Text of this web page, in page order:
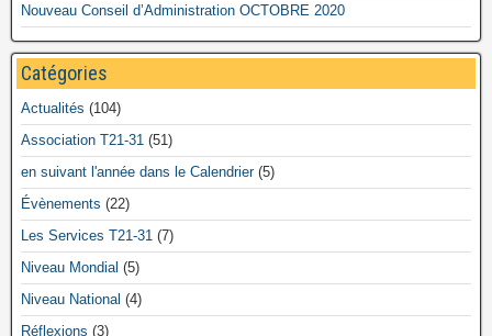
Nouveau Conseil d’Administration OCTOBRE 2020
Catégories
Actualités (104)
Association T21-31 (51)
en suivant l'année dans le Calendrier(5)
Évènements (22)
Les Services T21-31 (7)
Niveau Mondial (5)
Niveau National (4)
Réflexions (3)